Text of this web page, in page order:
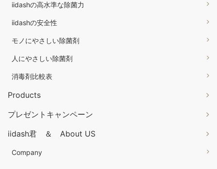
iidashの高水準な除菌力
iidashの安全性
モノにやさしい除菌剤
人にやさしい除菌剤
消毒剤比較表
Products
プレゼントキャンペーン
iidash君 ＆ About US
Company